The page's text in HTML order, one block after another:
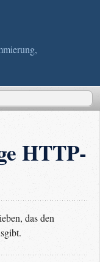
HTTP-
das den